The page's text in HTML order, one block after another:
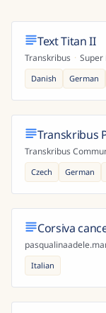
Text Titan II
Transkribus · Super
Danish German
Transkribus
Transkribus
Czech German
Corsiva
Italian